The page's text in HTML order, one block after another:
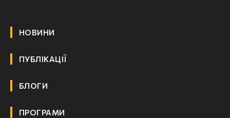
НОВИНИ
ПУБЛІКАЦІЇ
БЛОГИ
ПРОГРАМИ